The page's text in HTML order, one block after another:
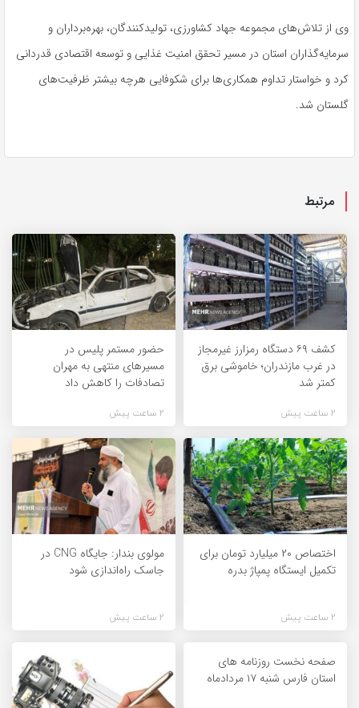
وی از تلاش‌های مجموعه جهاد کشاورزی، تولیدکنندگان، بهره‌برداران و
سرمایه‌گذاران استان در مسیر تحقق امنیت غذایی و توسعه اقتصادی قدردانی
کرد و خواستار تداوم همکاری‌ها برای شکوفایی هرچه بیشتر ظرفیت‌های
گلستان شد.
مرتبط
کشف ۶۹ دستگاه رمزارز غیرمجاز
در غرب مازندران؛ خاموشی برق
کمتر شد
2 ساعت پیش
حضور مستمر پلیس در
مسیرهای منتهی به مهران
تصادفات را کاهش داد
2 ساعت پیش
اختصاص ۲۰ میلیارد تومان برای
تکمیل ایستگاه پمپاژ بدره
2 ساعت پیش
مولوی بندار: جایگاه CNG در
جاسک راه‌اندازی شود
2 ساعت پیش
صفحه نخست روزنامه های
استان فارس شنبه ۱۷ مردادماه